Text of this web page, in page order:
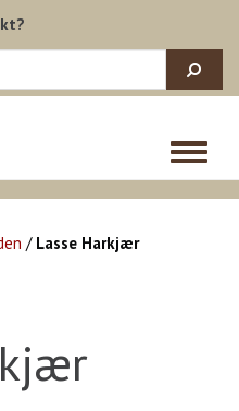
Toggle
/ Lasse Harkjær